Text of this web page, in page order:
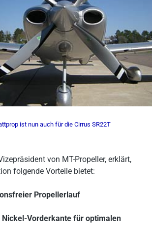
ist nun auch für die Cirrus SR22T
von MT-Propeller, erklärt,
folgende Vorteile bietet:
Propellerlauf
Nickel-Vorderkante für optimalen